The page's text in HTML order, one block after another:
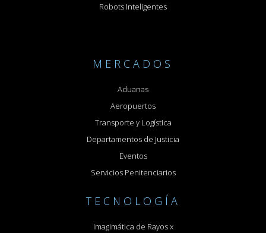
Robots Inteligentes
MERCADOS
Aduanas
Aeropuertos
Transporte y Logística
Departamentos de Justicia
Eventos
Servicios Penitenciarios
TECNOLOGÍA
Imagimática de Rayos x